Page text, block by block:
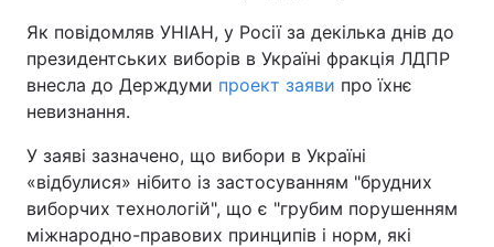
Як повідомляв УНІАН, у Росії за декілька днів до
президентських виборів в Україні фракція ЛДПР
внесла до Держдуми проект заяви про їхнє
невизнання.
У заяві зазначено, що вибори в Україні
«відбулися» нібито із застосуванням "брудних
виборчих технологій", що є "грубим порушенням
міжнародно-правових принципів і норм, які